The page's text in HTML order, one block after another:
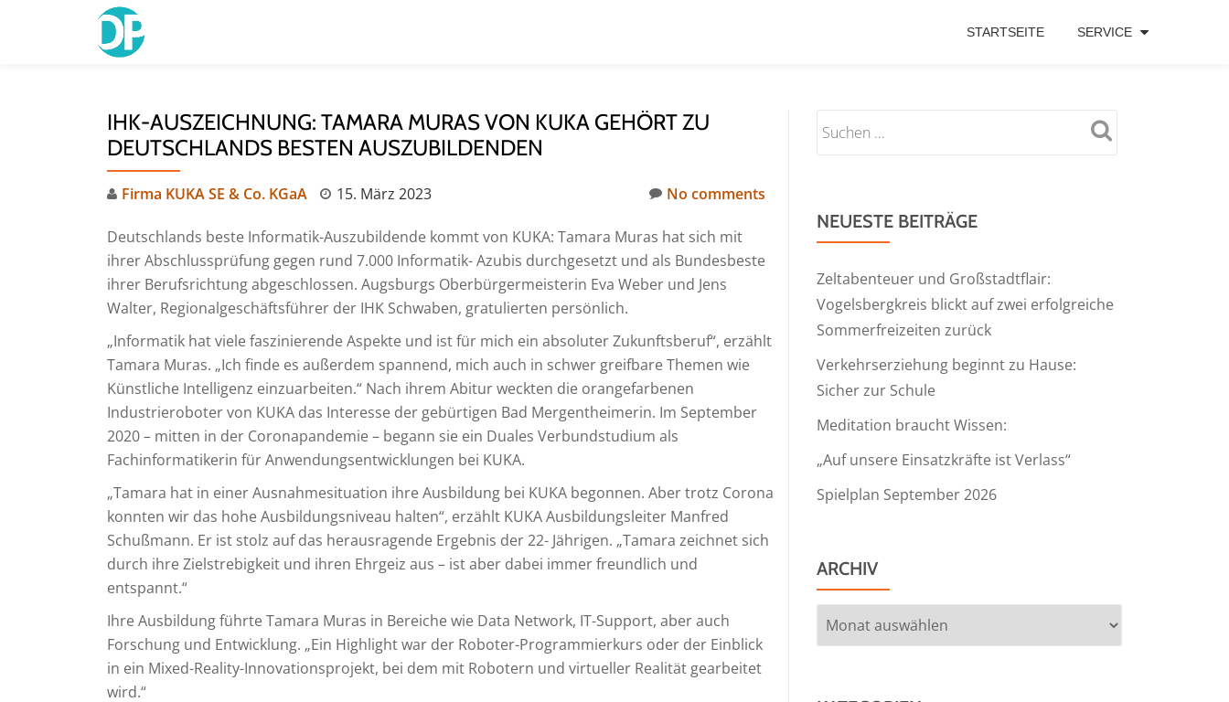
STARTSEITE SERVICE
IHK-AUSZEICHNUNG: TAMARA MURAS VON KUKA GEHÖRT ZU
DEUTSCHLANDS BESTEN AUSZUBILDENDEN
Firma KUKA SE & Co. KGaA 15. März 2023 No comments
Deutschlands beste Informatik-Auszubildende kommt von KUKA: Tamara Muras hat sich mit
ihrer Abschlussprüfung gegen rund 7.000 Informatik- Azubis durchgesetzt und als Bundesbeste
ihrer Berufsrichtung abgeschlossen. Augsburgs Oberbürgermeisterin Eva Weber und Jens
Walter, Regionalgeschäftsführer der IHK Schwaben, gratulierten persönlich.
„Informatik hat viele faszinierende Aspekte und ist für mich ein absoluter Zukunftsberuf“, erzählt
Tamara Muras. „Ich finde es außerdem spannend, mich auch in schwer greifbare Themen wie
Künstliche Intelligenz einzuarbeiten.“ Nach ihrem Abitur weckten die orangefarbenen
Industrieroboter von KUKA das Interesse der gebürtigen Bad Mergentheimerin. Im September
2020 – mitten in der Coronapandemie – begann sie ein Duales Verbundstudium als
Fachinformatikerin für Anwendungsentwicklungen bei KUKA.
„Tamara hat in einer Ausnahmesituation ihre Ausbildung bei KUKA begonnen. Aber trotz Corona
konnten wir das hohe Ausbildungsniveau halten“, erzählt KUKA Ausbildungsleiter Manfred
Schußmann. Er ist stolz auf das herausragende Ergebnis der 22- Jährigen. „Tamara zeichnet sich
durch ihre Zielstrebigkeit und ihren Ehrgeiz aus – ist aber dabei immer freundlich und
entspannt.“
Ihre Ausbildung führte Tamara Muras in Bereiche wie Data Network, IT-Support, aber auch
Forschung und Entwicklung. „Ein Highlight war der Roboter-Programmierkurs oder der Einblick
in ein Mixed-Reality-Innovationsprojekt, bei dem mit Robotern und virtueller Realität gearbeitet
wird.“
NEUESTE BEITRÄGE
Zeltabenteuer und Großstadtflair:
Vogelsbergkreis blickt auf zwei erfolgreiche
Sommerfreizeiten zurück
Verkehrserziehung beginnt zu Hause:
Sicher zur Schule
Meditation braucht Wissen:
„Auf unsere Einsatzkräfte ist Verlass“
Spielplan September 2026
ARCHIV
Archiv